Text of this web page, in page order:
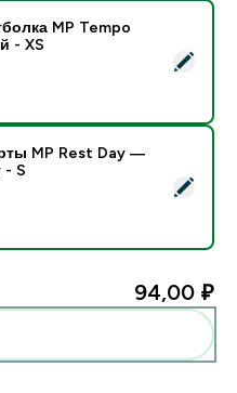
Tempo Panel - Белый - XS
MP Tempo
- XS
Day — черный цвет - S
MP Rest Day —
- S
94,00 ₽‎